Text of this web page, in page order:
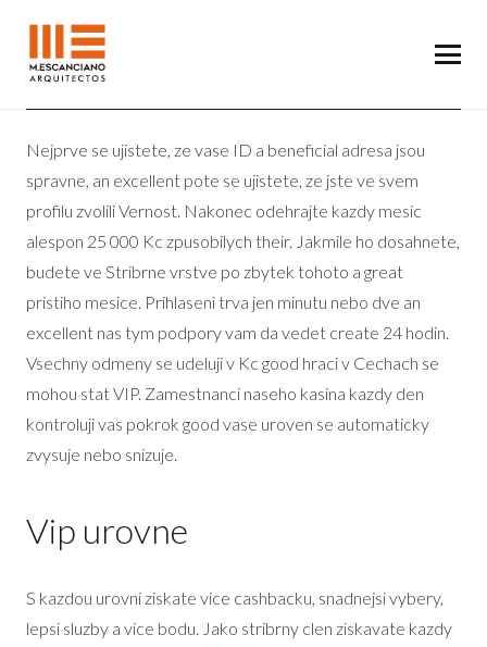
Nejprve se ujistete, ze vase ID a beneficial adresa jsou
spravne, an excellent pote se ujistete, ze jste ve svem
profilu zvolili Vernost. Nakonec odehrajte kazdy mesic
alespon 25 000 Kc zpusobilych their. Jakmile ho dosahnete,
budete ve Stribrne vrstve po zbytek tohoto a great
pristiho mesice. Prihlaseni trva jen minutu nebo dve an
excellent nas tym podpory vam da vedet create 24 hodin.
Vsechny odmeny se udeluji v Kc good hraci v Cechach se
mohou stat VIP. Zamestnanci naseho kasina kazdy den
kontroluji vas pokrok good vase uroven se automaticky
zvysuje nebo snizuje.
Vip urovne
S kazdou urovni ziskate vice cashbacku, snadnejsi vybery,
lepsi sluzby a vice bodu. Jako stribrny clen ziskavate kazdy